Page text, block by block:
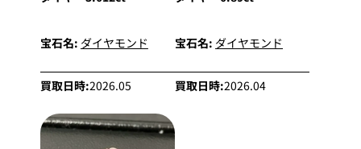
宝石名: ダイヤモンド
買取日時:2026.05
宝石名: ダイヤモンド
買取日時:2026.04